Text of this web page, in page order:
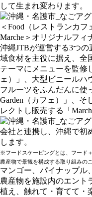
して生まれ変わります。
＜Food（レストランカ
Marche＞オリジナルフィ
沖縄JTBが運営する3つ
域食材を主役に据え、全
テーマにメニューを監修
ェ）」、大型ビニールハ
フルーツをふんだんに使
Garden（カフェ）」、
レクトし販売する「
会社と連携し、沖縄で初
します。
※フードスケーピングとは、フード
農産物で景観を構成する取り組みの
マンゴー、パイナップル
農産物を施設内のエント
植え、触れて・育てて・